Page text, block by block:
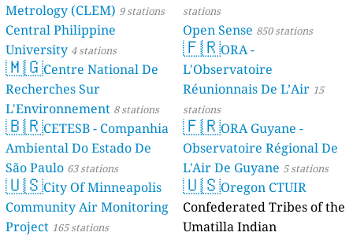
Metrology (CLEM) 9 stations
Central Philippine
University 4 stations
🇲🇬Centre National De
Recherches Sur
L'Environnement 8 stations
🇧🇷CETESB - Companhia
Ambiental Do Estado De
São Paulo 63 stations
🇺🇸City Of Minneapolis
Community Air Monitoring
Project 165 stations
stations
Open Sense 850 stations
🇫🇷ORA -
L'Observatoire
Réunionnais De L’Air 15
stations
🇫🇷ORA Guyane -
Observatoire Régional De
L'Air De Guyane 5 stations
🇺🇸Oregon CTUIR
Confederated Tribes of the
Umatilla Indian